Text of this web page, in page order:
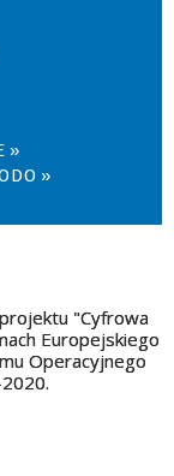
»
»
"Cyfrowa
Europejskiego
Operacyjnego